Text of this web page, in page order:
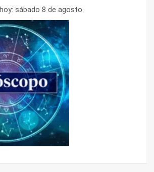
sábado 8 de agosto.